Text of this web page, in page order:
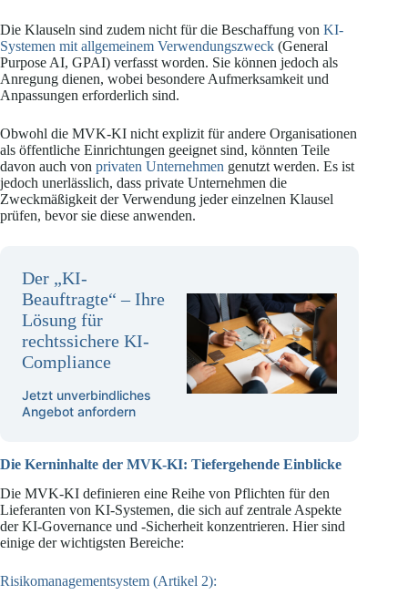
Die Klauseln sind zudem nicht für die Beschaffung von KI-
Systemen mit allgemeinem Verwendungszweck (General
Purpose AI, GPAI) verfasst worden. Sie können jedoch als
Anregung dienen, wobei besondere Aufmerksamkeit und
Anpassungen erforderlich sind.
Obwohl die MVK-KI nicht explizit für andere Organisationen
als öffentliche Einrichtungen geeignet sind, könnten Teile
davon auch von privaten Unternehmen genutzt werden. Es ist
jedoch unerlässlich, dass private Unternehmen die
Zweckmäßigkeit der Verwendung jeder einzelnen Klausel
prüfen, bevor sie diese anwenden.
Der „KI-
Beauftragte“–Ihre
Lösung für
rechtssichere KI-
Compliance
Jetzt unverbindliches
Angebot anfordern
Die Kerninhalte der MVK-KI: Tiefergehende Einblicke
Die MVK-KI definieren eine Reihe von Pflichten für den
Lieferanten von KI-Systemen, die sich auf zentrale Aspekte
der KI-Governance und -Sicherheit konzentrieren. Hier sind
einige der wichtigsten Bereiche:
Risikomanagementsystem (Artikel 2):